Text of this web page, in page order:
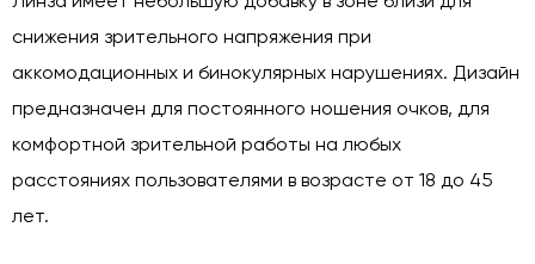
снижения зрительного напряжения при
аккомодационных и бинокулярных нарушениях. Дизайн
предназначен для постоянного ношения очков, для
комфортной зрительной работы на любых
расстояниях пользователями в возрасте от 18 до 45
лет.